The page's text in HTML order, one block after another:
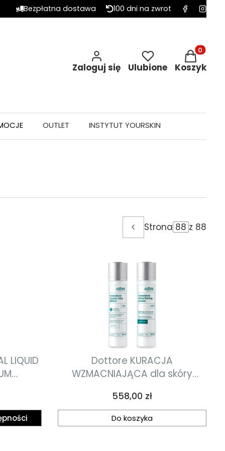
Bezpłatna dostawa 100 dni na zwrot
Zaloguj się Ulubione
Produkty
Koszyk
OUTLET INSTYTUT YOURSKIN
Poprzednie produkty
Strona z 88
LIQUID
skórę
oznaki
Dottore KURACJA
WZMACNIAJĄCA dla skóry
do trądzika różowatego
Cena
558,00 zł
Do koszyka